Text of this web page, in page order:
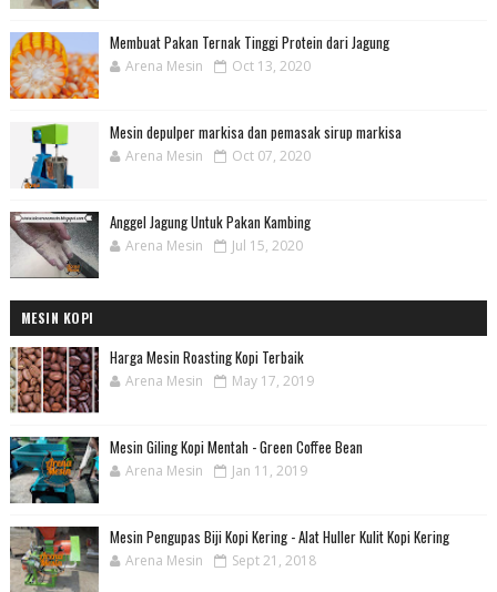
Membuat Pakan Ternak Tinggi Protein dari Jagung
Arena Mesin Oct 13, 2020
Mesin depulper markisa dan pemasak sirup markisa
Arena Mesin Oct 07, 2020
Anggel Jagung Untuk Pakan Kambing
Arena Mesin Jul 15, 2020
MESIN KOPI
Harga Mesin Roasting Kopi Terbaik
Arena Mesin May 17, 2019
Mesin Giling Kopi Mentah - Green Coffee Bean
Arena Mesin Jan 11, 2019
Mesin Pengupas Biji Kopi Kering - Alat Huller Kulit Kopi Kering
Arena Mesin Sept 21, 2018